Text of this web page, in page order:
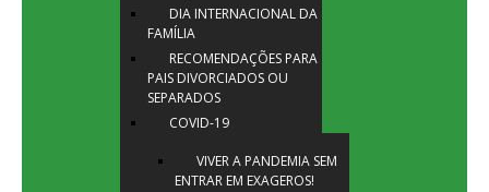
DIA INTERNACIONAL DA
FAMÍLIA
RECOMENDAÇÕES PARA
PAIS DIVORCIADOS OU
SEPARADOS
COVID-19
VIVER A PANDEMIA SEM
ENTRAR EM EXAGEROS!